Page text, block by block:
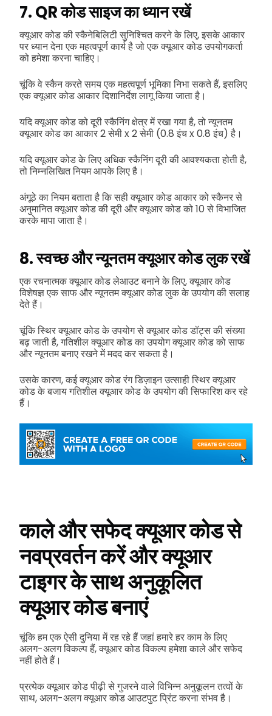
7. QR कोड साइज का ध्यान रखें
क्यूआर कोड की स्कैनेबिलिटी सुनिश्चित करने के लिए, इसके आकार
पर ध्यान देना एक महत्वपूर्ण कार्य है जो एक क्यूआर कोड उपयोगकर्ता
को हमेशा करना चाहिए।
चूंकि वे स्कैन करते समय एक महत्वपूर्ण भूमिका निभा सकते हैं, इसलिए
एक क्यूआर कोड आकार दिशानिर्देश लागू किया जाता है।
यदि क्यूआर कोड को दूरी स्कैनिंग क्षेत्र में रखा गया है, तो न्यूनतम
क्यूआर कोड का आकार 2 सेमी x 2 सेमी (0.8 इंच x 0.8 इंच) है।
यदि क्यूआर कोड के लिए अधिक स्कैनिंग दूरी की आवश्यकता होती है,
तो निम्नलिखित नियम आपके लिए है।
अंगूठे का नियम बताता है कि सही क्यूआर कोड आकार को स्कैनर से
अनुमानित क्यूआर कोड की दूरी और क्यूआर कोड को 10 से विभाजित
करके मापा जाता है।
8. स्वच्छ और न्यूनतम क्यूआर कोड लुक रखें
एक रचनात्मक क्यूआर कोड लेआउट बनाने के लिए, क्यूआर कोड
विशेषज्ञ एक साफ और न्यूनतम क्यूआर कोड लुक के उपयोग की सलाह
देते हैं।
चूंकि स्थिर क्यूआर कोड के उपयोग से क्यूआर कोड डॉट्स की संख्या
बढ़ जाती है, गतिशील क्यूआर कोड का उपयोग क्यूआर कोड को साफ
और न्यूनतम बनाए रखने में मदद कर सकता है।
उसके कारण, कई क्यूआर कोड रंग डिज़ाइन उत्साही स्थिर क्यूआर
कोड के बजाय गतिशील क्यूआर कोड के उपयोग की सिफारिश कर रहे
हैं।
काले और सफेद क्यूआर कोड से
नवप्रवर्तन करें और क्यूआर
टाइगर के साथ अनुकूलित
क्यूआर कोड बनाएं
चूंकि हम एक ऐसी दुनिया में रह रहे हैं जहां हमारे हर काम के लिए
अलग-अलग विकल्प हैं, क्यूआर कोड विकल्प हमेशा काले और सफेद
नहीं होते हैं।
प्रत्येक क्यूआर कोड पीढ़ी से गुजरने वाले विभिन्न अनुकूलन तत्वों के
साथ, अलग-अलग क्यूआर कोड आउटपुट प्रिंट करना संभव है।